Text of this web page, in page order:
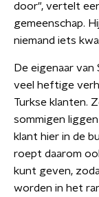
door", vertelt
gemeenschap.
niemand iets
De eigenaar
veel heftige
Turkse klanten.
sommigen
klant hier in de
roept daarom
kunt geven,
worden in het